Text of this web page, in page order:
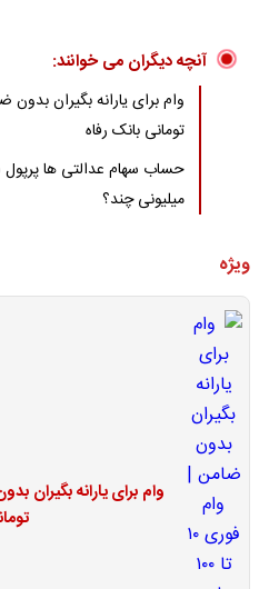
آنچه دیگران می خوانند:
تومانی بانک رفاه
حساب سهام عدالتی ها
میلیونی چند؟
ویژه